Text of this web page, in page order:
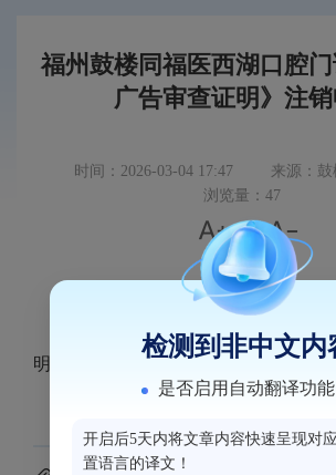
福州鼓楼同福医西湖口腔
广告审查证明》注
时间：2026-03-04 17:47
来源：
浏览量：47
 | 
福州鼓楼同福医西湖口腔门诊部《
明》注销申请材料见附件。
检测到非中文内
是否启用自动翻译功能
开启后5天内将文章内容快速呈现对
置语言的译文！